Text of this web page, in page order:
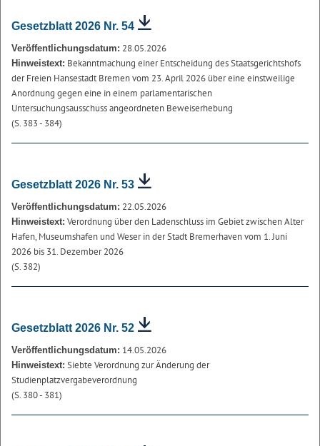
Gesetzblatt 2026 Nr. 54
Veröffentlichungsdatum: 28.05.2026
Hinweistext: Bekanntmachung einer Entscheidung des Staatsgerichtshofs
der Freien Hansestadt Bremen vom 23. April 2026 über eine einstweilige
Anordnung gegen eine in einem parlamentarischen
Untersuchungsausschuss angeordneten Beweiserhebung
(S. 383 - 384)
Gesetzblatt 2026 Nr. 53
Veröffentlichungsdatum: 22.05.2026
Hinweistext: Verordnung über den Ladenschluss im Gebiet zwischen Alter
Hafen, Museumshafen und Weser in der Stadt Bremerhaven vom 1. Juni
2026 bis 31. Dezember 2026
(S. 382)
Gesetzblatt 2026 Nr. 52
Veröffentlichungsdatum: 14.05.2026
Hinweistext: Siebte Verordnung zur Änderung der
Studienplatzvergabeverordnung
(S. 380 - 381)